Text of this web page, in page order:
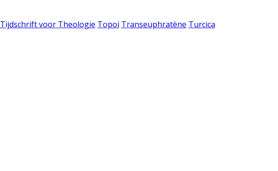
Tijdschrift voor Theologie Topoi Transeuphratène Turcica